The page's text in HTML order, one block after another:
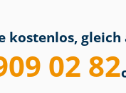
kostenlos,
02 82